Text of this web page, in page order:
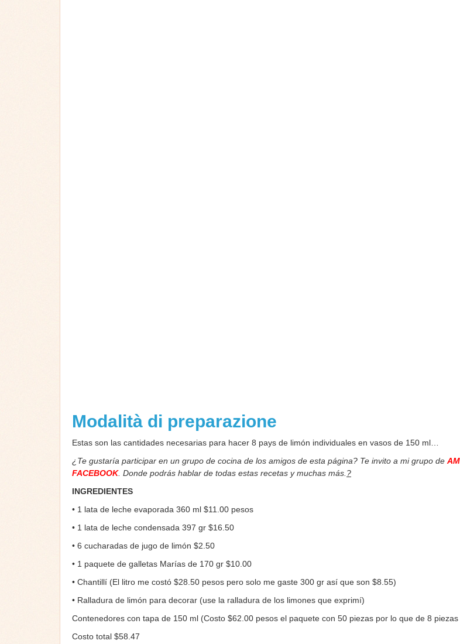
Modalità di preparazione
Estas son las cantidades necesarias para hacer 8 pays de limón individuales en vasos de 150 ml…
¿Te gustaría participar en un grupo de cocina de los amigos de esta página? Te invito a mi grupo de
FACEBOOK. Donde podrás hablar de todas estas recetas y muchas más. ?
INGREDIENTES
• 1 lata de leche evaporada 360 ml $11.00 pesos
• 1 lata de leche condensada 397 gr $16.50
• 6 cucharadas de jugo de limón $2.50
• 1 paquete de galletas Marías de 170 gr $10.00
• Chantillí (El litro me costó $28.50 pesos pero solo me gaste 300 gr así que son $8.55)
• Ralladura de limón para decorar (use la ralladura de los limones que exprimí)
Contenedores con tapa de 150 ml (Costo $62.00 pesos el paquete con 50 piezas por lo que de 8
Costo total $58.47